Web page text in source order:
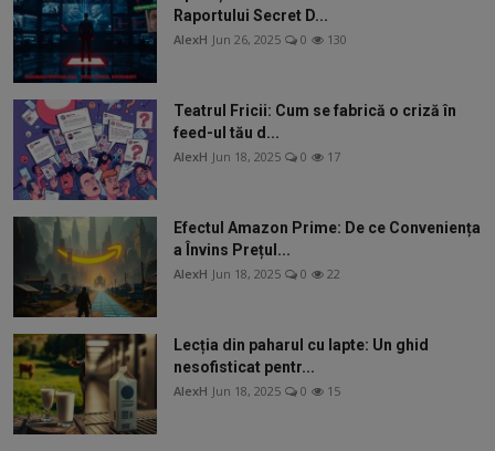
Raportului Secret D...
AlexH Jun 26, 2025 0 130
Teatrul Fricii: Cum se fabrică o criză în
feed-ul tău d...
AlexH Jun 18, 2025 0 17
Efectul Amazon Prime: De ce Conveniența
a Învins Prețul...
AlexH Jun 18, 2025 0 22
Lecția din paharul cu lapte: Un ghid
nesofisticat pentr...
AlexH Jun 18, 2025 0 15